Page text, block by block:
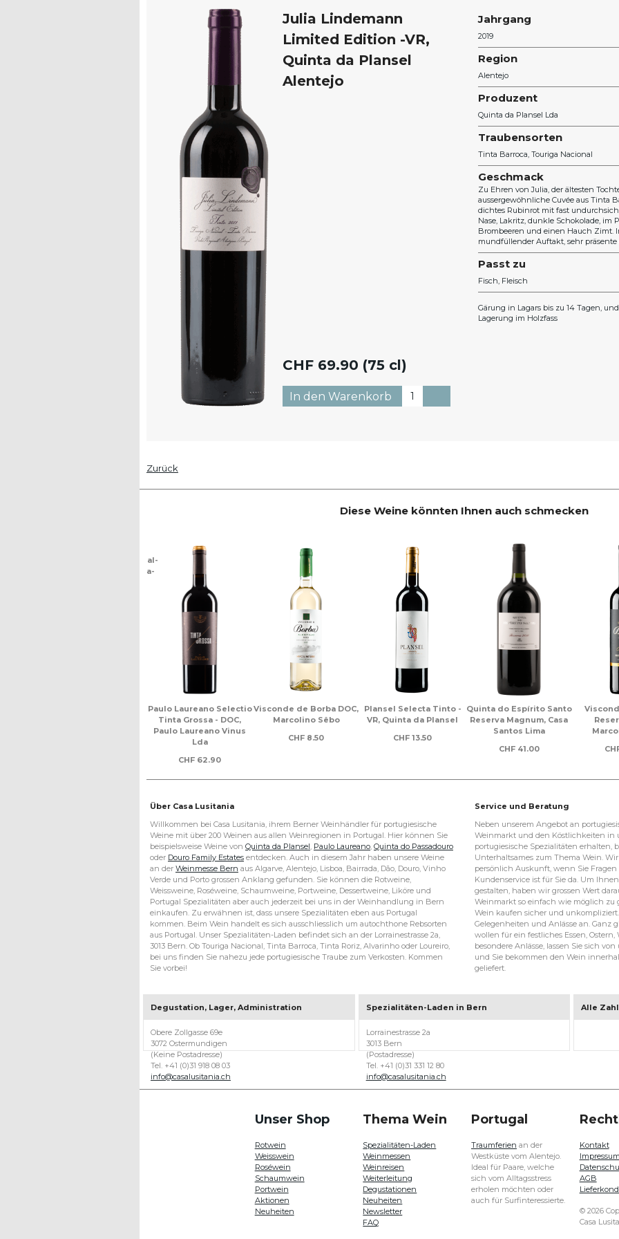
Julia Lindemann
Limited Edition -VR,
Quinta da Plansel
Alentejo
CHF 69.90 (75 cl)
Jahrgang
2019
Region
Alentejo
Produzent
Quinta da Plansel Lda
Traubensorten
Tinta Barroca Touriga Nacional
Geschmack
Zu Ehren von Julia, der ältesten
aussergewöhnliche Cuvée aus Tinta
dichtes Rubinrot mit fast
Nase, Lakritz, dunkle Schokolade, im
Brombeeren und einen Hauch Zimt.
mundfüllender Auftakt, sehr
Passt zu
Fisch Fleisch
Gärung in Lagars bis zu 14 Tagen,
Lagerung im Holzfass
Zurück
Diese Weine könnten Ihnen auch schmecken
Paulo Laureano Selectio
Tinta Grossa - DOC,
Paulo Laureano Vinus
Lda
CHF 62.90
Visconde de Borba DOC,
Marcolino Sêbo
CHF 8.50
Plansel Selecta Tinto -
VR, Quinta da Plansel
CHF 13.50
Quinta do Espírito Santo
Reserva Magnum, Casa
Santos Lima
CHF41.00
Über Casa Lusitania
Willkommen bei Casa Lusitania, ihrem Berner Weinhändler für portugiesische
Weine mit über 200 Weinen aus allen Weinregionen in Portugal. Hier können Sie
beispielsweise Weine von Quinta da Plansel, Paulo Laureano, Quinta do Passadouro
oder Douro Family Estates entdecken. Auch in diesem Jahr haben unsere Weine
an der Weinmesse Bern aus Algarve, Alentejo, Lisboa, Bairrada, Dão, Douro, Vinho
Verde und Porto grossen Anklang gefunden. Sie können die Rotweine,
Weissweine, Roséweine, Schaumweine, Portweine, Dessertweine, Liköre und
Portugal Spezialitäten aber auch jederzeit bei uns in der Weinhandlung in Bern
einkaufen. Zu erwähnen ist, dass unsere Spezialitäten eben aus Portugal
kommen. Beim Wein handelt es sich ausschliesslich um autochthone Rebsorten
aus Portugal. Unser Spezialitäten-Laden befindet sich an der Lorrainestrasse 2a,
3013 Bern. Ob Touriga Nacional, Tinta Barroca, Tinta Roriz, Alvarinho oder Loureiro,
bei uns finden Sie nahezu jede portugiesische Traube zum Verkosten. Kommen
Sie vorbei!
Service und Beratung
Neben unserem Angebot an
Weinmarkt und den Köstlichkeiten in
portugiesische Spezialitäten erhalten,
Unterhaltsames zum Thema Wein.
persönlich Auskunft, wenn Sie
Kundenservice ist für Sie da. Um
gestalten, haben wir grossen Wert
Weinmarkt so einfach wie möglich zu
Wein kaufen sicher und
Gelegenheiten und Anlässe an. Ganz
wollen für ein festliches Essen,
besondere Anlässe, lassen Sie sich
und Sie bekommen den Wein
geliefert.
Degustation, Lager, Administration
Obere Zollgasse 69e
3072 Ostermundigen
(Keine Postadresse)
Tel. +41 (0)31 918 08 03
info@casalusitania.ch
Spezialitäten-Laden in Bern
Lorrainestrasse 2a
3013 Bern
(Postadresse)
Tel. +41 (0)31 331 12 80
info@casalusitania.ch
Alle
Unser Shop
Rotwein
Weisswein
Roséwein
Schaumwein
Portwein
Aktionen
Neuheiten
Thema Wein
Spezialitäten-Laden
Weinmessen
Weinreisen
Weiterleitung
Degustationen
Neuheiten
Newsletter
FAQ
Portugal
Traumferien an der
Westküste vom Alentejo.
Ideal für Paare, welche
sich vom Alltagsstress
erholen möchten oder
auch für Surfinteressierte.
Kontakt
Impressum
AGB
© 2026
Casa
Lieferkonditionen
FAQ
Weinreisen
Links
2026
–
Casa
Lusitania
Bern
GmbH